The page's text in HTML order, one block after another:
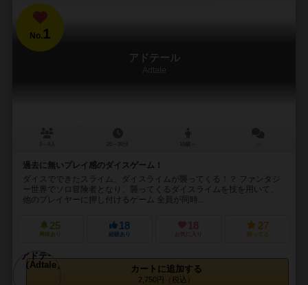
No.1
アドテール
Adtale
過去に無いプレイ感のダイスゲーム！
ダイスでできたスライム、ダイスライムが襲ってくる！？ ファンタジ
ー世界でソロ冒険者となり、襲ってくるダイスライムを技を用いて、
他のプレイヤーに押し付けるゲーム 全員が同時...
25
興味あり
18
経験あり
18
お気に入り
27
持ってる
カートに追加する
2,750円（税込）